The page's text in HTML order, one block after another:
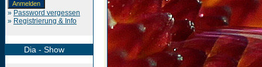
» Password vergessen
» Registrierung & Info
Dia - Show